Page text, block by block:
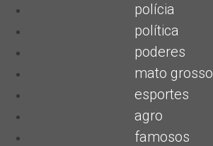
polícia
política
poderes
mato grosso
esportes
agro
famosos